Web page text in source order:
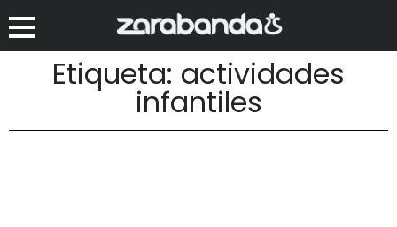
Etiqueta: actividades
infantiles